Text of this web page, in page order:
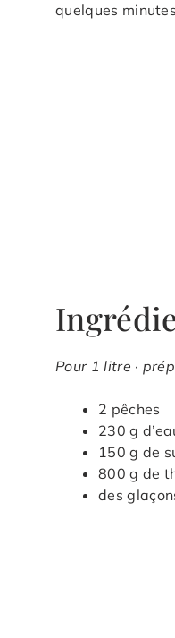
quelques
Pour 1 litre ·
2 pêches
230 g
150 g de
800 g de
des